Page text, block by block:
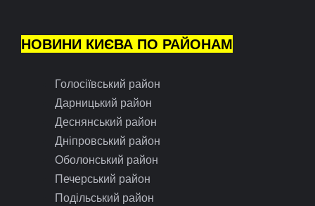
НОВИНИ КИЄВА ПО РАЙОНАМ
Голосіївський район
Дарницький район
Деснянський район
Дніпровський район
Оболонський район
Печерський район
Подільський район